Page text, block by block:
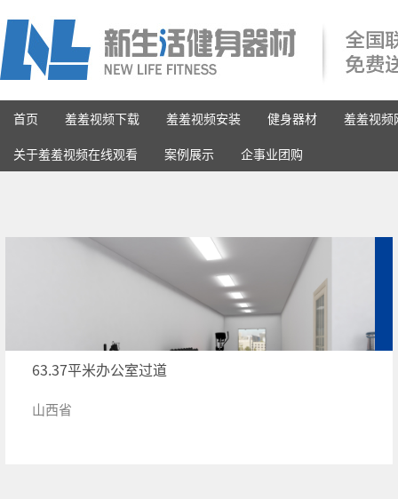
首页 羞羞视频下载 羞羞视频安装 健身器材
羞羞视频
关于羞羞视频在线观看
案例展示 企事业团购
63.37平米办公室过道
山西省